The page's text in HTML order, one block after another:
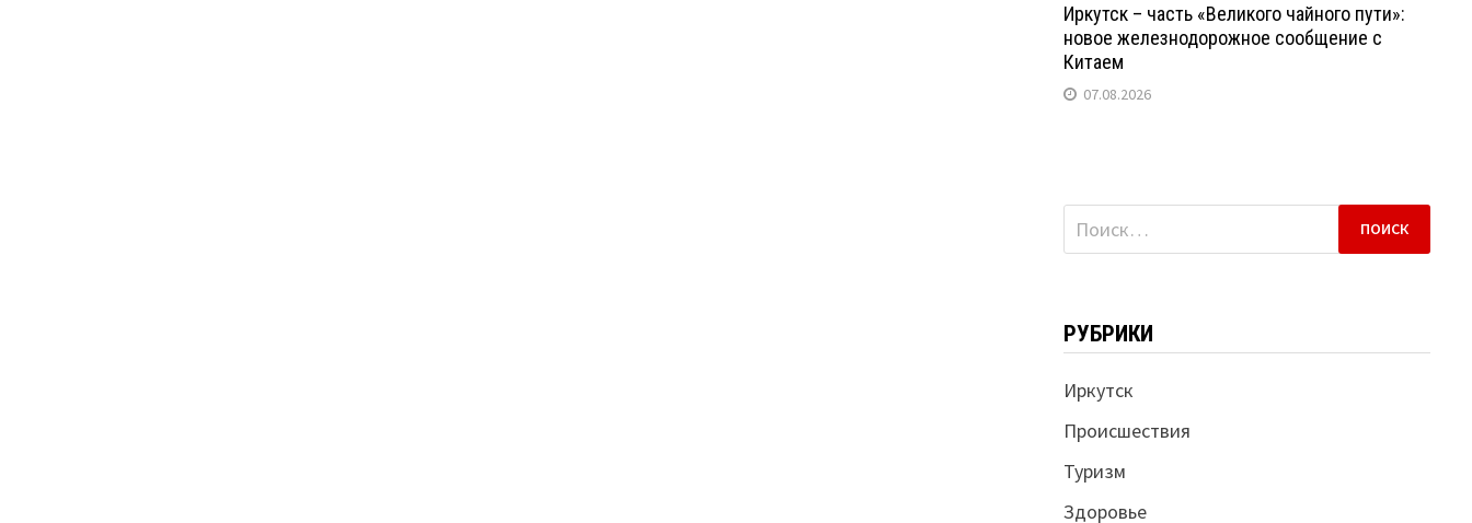
Иркутск – часть «Великого чайного пути»:
новое железнодорожное сообщение с
Китаем
07.08.2026
Найти:
РУБРИКИ
Иркутск
Происшествия
Туризм
Здоровье